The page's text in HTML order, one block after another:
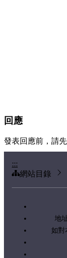
回應
發表回應前，請先
:::
網站目錄
地
如對